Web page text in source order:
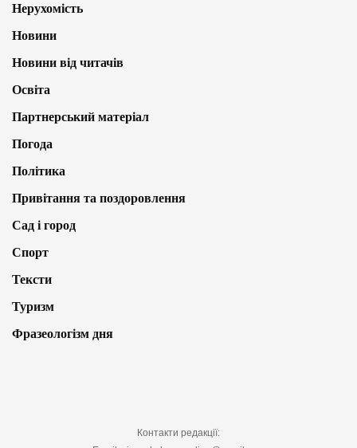
Нерухомість
Новини
Новини від читачів
Освіта
Партнерський матеріал
Погода
Політика
Привітання та поздоровлення
Сад і город
Спорт
Тексти
Туризм
Фразеологізм дня
Контакти редакції: